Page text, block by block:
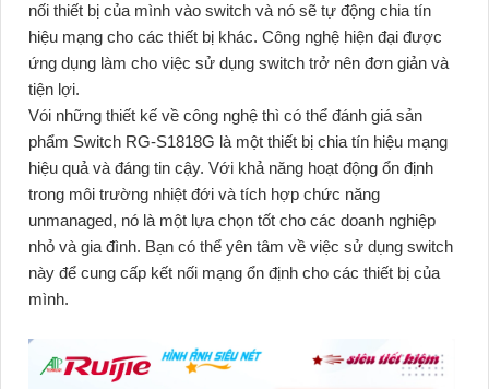
nối thiết bị của mình vào switch và nó sẽ tự động chia tín
hiệu mạng cho các thiết bị khác. Công nghệ hiện đại được
ứng dụng làm cho việc sử dụng switch trở nên đơn giản và
tiện lợi.
Vói những thiết kế về công nghệ thì có thể đánh giá sản
phẩm Switch RG-S1818G là một thiết bị chia tín hiệu mạng
hiệu quả và đáng tin cậy. Với khả năng hoạt động ổn định
trong môi trường nhiệt đới và tích hợp chức năng
unmanaged, nó là một lựa chọn tốt cho các doanh nghiệp
nhỏ và gia đình. Bạn có thể yên tâm về việc sử dụng switch
này để cung cấp kết nối mạng ổn định cho các thiết bị của
mình.